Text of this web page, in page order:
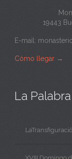
19443
E-mail:
Cómo llegar →
La Palabra